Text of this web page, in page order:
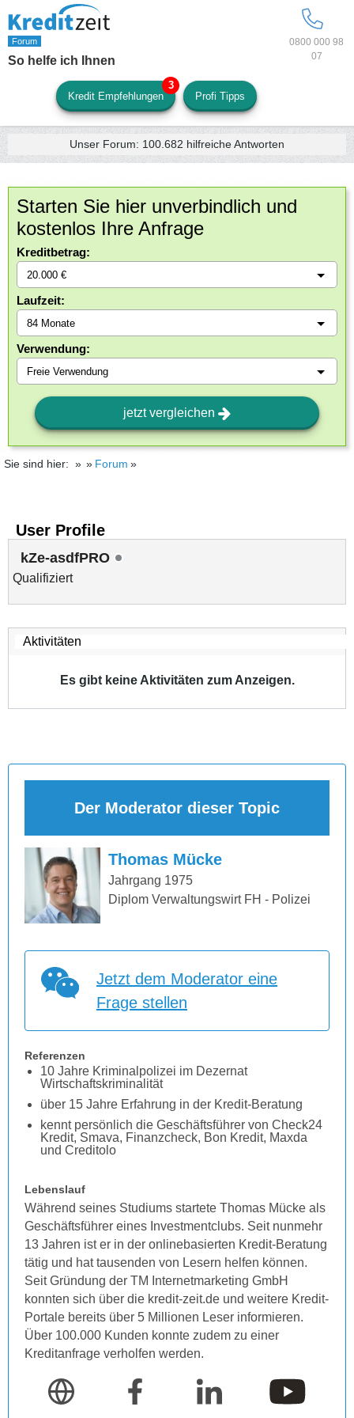
0800 000 98
07
So helfe ich Ihnen
Kredit Empfehlungen Profi Tipps
Unser Forum: 100.682 hilfreiche Antworten
Starten Sie hier unverbindlich und
kostenlos Ihre Anfrage
Kreditbetrag:
Laufzeit:
Verwendung:
jetzt vergleichen
Sie sind hier: Forum
User Profile
kZe-asdfPRO
Qualifiziert
Es gibt keine Aktivitäten zum Anzeigen.
Der Moderator dieser Topic
Thomas Mücke
Jahrgang 1975
Diplom Verwaltungswirt FH - Polizei
Jetzt dem Moderator eine
Frage stellen
Referenzen
10 Jahre Kriminalpolizei im Dezernat
Wirtschaftskriminalität
über 15 Jahre Erfahrung in der Kredit-Beratung
kennt persönlich die Geschäftsführer von Check24
Kredit, Smava, Finanzcheck, Bon Kredit, Maxda
und Creditolo
Lebenslauf
Während seines Studiums startete Thomas Mücke als
Geschäftsführer eines Investmentclubs. Seit nunmehr
13 Jahren ist er in der onlinebasierten Kredit-Beratung
tätig und hat tausenden von Lesern helfen können.
Seit Gründung der TM Internetmarketing GmbH
konnten sich über die kredit-zeit.de und weitere Kredit-
Portale bereits über 5 Millionen Leser informieren.
Über 100.000 Kunden konnte zudem zu einer
Kreditanfrage verholfen werden.